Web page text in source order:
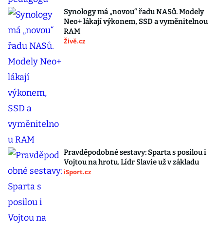
Synology má „novou“ řadu NASů. Modely
Neo+ lákají výkonem, SSD a vyměnitelnou
RAM
Živě.cz
Pravděpodobné sestavy: Sparta s posilou i
Vojtou na hrotu. Lídr Slavie už v základu
iSport.cz